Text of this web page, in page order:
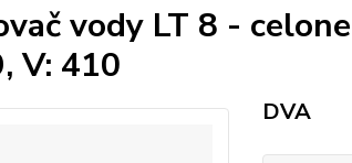
vody LT 8 -
V: 410
DVA